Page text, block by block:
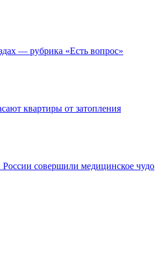
— рубрика «Есть вопрос»
квартиры от затопления
совершили медицинское чудо